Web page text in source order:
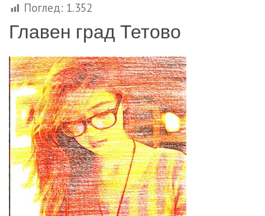
Поглед: 1.352
Главен град Тетово